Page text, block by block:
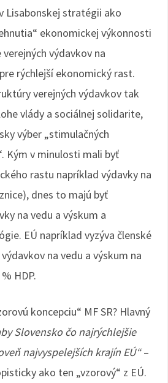
Lisabonskej stratégii ako
ekonomickej výkonnosti
verejných výdavkov na
rýchlejší ekonomický rast.
verejných výdavkov tak
vlády a sociálnej solidarite,
výber „stimulačných
Kým v minulosti mali byť
rastu napríklad výdavky na
dnes to majú byť
na vedu a výskum a
EÚ napríklad vyzýva členské
na vedu a výskum na
HDP.
koncepciu“ MF SR? Hlavný
Slovensko čo najrýchlejšie
najvyspelejších krajín EÚ“–
ako ten „vzorový“ z EÚ.